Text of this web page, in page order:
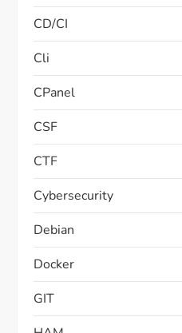
CD/CI
Cli
CPanel
CSF
CTF
Cybersecurity
Debian
Docker
GIT